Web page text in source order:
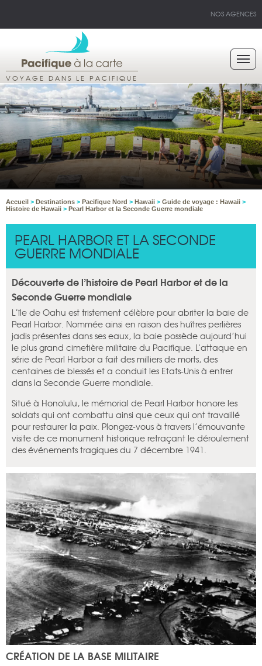
NOS AGENCES
VOYAGE DANS LE PACIFIQUE
Accueil > Destinations > Pacifique Nord > Hawaii > Guide de voyage : Hawaii >
Histoire de Hawaii > Pearl Harbor et la Seconde Guerre mondiale
PEARL HARBOR ET LA SECONDE
GUERRE MONDIALE
Découverte de l’histoire de Pearl Harbor et de la
Seconde Guerre mondiale
L’île de Oahu est tristement célèbre pour abriter la baie de
Pearl Harbor. Nommée ainsi en raison des huîtres perlières
jadis présentes dans ses eaux, la baie possède aujourd’hui
le plus grand cimetière militaire du Pacifique. L'attaque en
série de Pearl Harbor a fait des milliers de morts, des
centaines de blessés et a conduit les Etats-Unis à entrer
dans la Seconde Guerre mondiale.
Situé à Honolulu, le mémorial de Pearl Harbor honore les
soldats qui ont combattu ainsi que ceux qui ont travaillé
pour restaurer la paix. Plongez-vous à travers l’émouvante
visite de ce monument historique retraçant le déroulement
des événements tragiques du 7 décembre 1941.
CRÉATION DE LA BASE MILITAIRE